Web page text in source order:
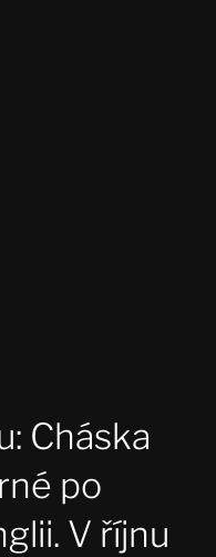
Cháska
po
V říjnu